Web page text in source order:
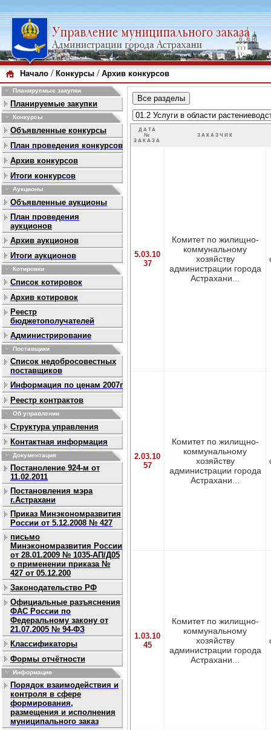
Начало / Конкурсы / Архив конкурсов
Планируемые закупки
Планируемые закупки
Конкурсы
Объявленные конкурсы
План проведения конкурсов
Архив конкурсов
Итоги конкурсов
Аукционы
Объявленные аукционы
План проведения
аукционов
Архив аукционов
Итоги аукционов
Котировки
Список котировок
Архив котировок
Реестр
бюджетополучателей
Администрирование
Поставщики
Список недобросовестных
поставщиков
Информация по ценам 2007г
Реестр контрактов
Об управлении
Структура управления
Контактная информация
Документация
Постаноление 924-м от
11.02.2011
Постановления мэра
г.Астрахани
Приказ Минэкономразвития
России от 5.12.2008 № 427
письмо
Минэкономразвития России
от 28.01.2009 № 1035-АП/Д05
о применении приказа №
427 от 05.12.200
Законодательство РФ
Официальные разъяснения
ФАС России по
Федеральному закону от
21.07.2005 № 94-ФЗ
Классификаторы
Формы отчётности
Информация
Порядок взаимодействия и
контроля в сфере
формирования,
размещения и исполнения
муниципального заказ
ДАТА
№
ЗАКАЗА
ЗАКАЗЧИК
5.03.10
37
Комитет по жилищно-
коммунальному
хозяйству
администрации города
Астрахани...
2.03.10
57
Комитет по жилищно-
коммунальному
хозяйству
администрации города
Астрахани...
1.03.10
45
Комитет по жилищно-
коммунальному
хозяйству
администрации города
Астрахани...